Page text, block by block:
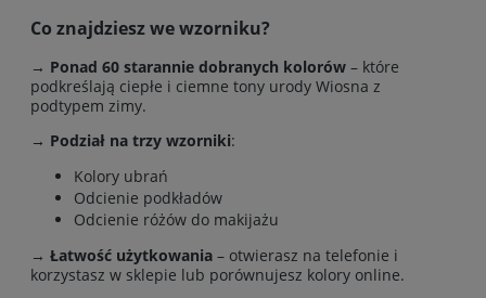
Co znajdziesz we wzorniku?
→ Ponad 60 starannie dobranych kolorów – które
podkreślają ciepłe i ciemne tony urody Wiosna z
podtypem zimy.
→ Podział na trzy wzorniki:
Kolory ubrań
Odcienie podkładów
Odcienie różów do makijażu
→ Łatwość użytkowania – otwierasz na telefonie i
korzystasz w sklepie lub porównujesz kolory online.